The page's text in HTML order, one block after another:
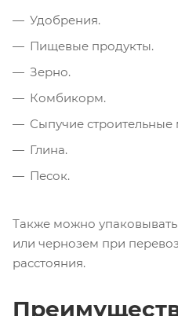
Удобрения.
Пищевые продукты.
Зерно.
Комбикорм.
Сыпучие строительные
Глина.
Песок.
Также можно
или чернозем при
расстояния.